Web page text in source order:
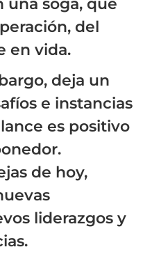
una soga, que
del
en vida.
deja un
e instancias
es positivo
de hoy,
liderazgos y